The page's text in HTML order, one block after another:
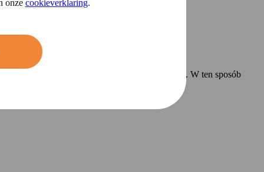
onze cookieverklaring.
wykupić również ubezpieczenie kosztowności. W ten sposób